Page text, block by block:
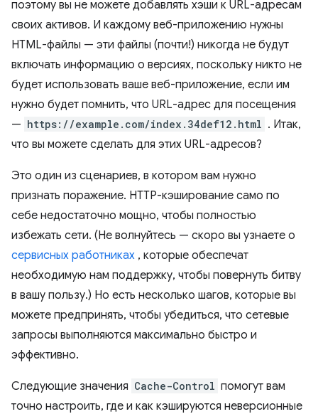
поэтому вы не можете добавлять хэши к URL-адресам
своих активов. И каждому веб-приложению нужны
HTML-файлы — эти файлы (почти!) никогда не будут
включать информацию о версиях, поскольку никто не
будет использовать ваше веб-приложение, если им
нужно будет помнить, что URL-адрес для посещения
— https://example.com/index.34def12.html . Итак,
что вы можете сделать для этих URL-адресов?
Это один из сценариев, в котором вам нужно
признать поражение. HTTP-кэширование само по
себе недостаточно мощно, чтобы полностью
избежать сети. (Не волнуйтесь — скоро вы узнаете о
сервисных работниках , которые обеспечат
необходимую нам поддержку, чтобы повернуть битву
в вашу пользу.) Но есть несколько шагов, которые вы
можете предпринять, чтобы убедиться, что сетевые
запросы выполняются максимально быстро и
эффективно.
Следующие значения Cache-Control помогут вам
точно настроить, где и как кэшируются неверсионные